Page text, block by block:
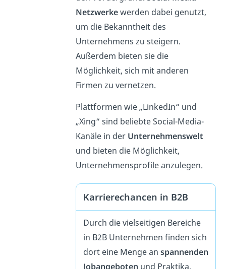
Netzwerkewerden dabei genutzt,
um die Bekanntheit des
Unternehmens zu steigern.
Außerdem bieten sie die
Möglichkeit, sich mit anderen
Firmen zu vernetzen.
Plattformen wie „LinkedIn“ und
„Xing“ sind beliebte Social-Media-
Kanäle in derUnternehmenswelt
und bieten die Möglichkeit,
Unternehmensprofile anzulegen.
Karrierechancen in B2B
Durch die vielseitigen Bereiche
in B2B Unternehmen finden sich
dort eine Menge an spannenden
Jobangeboten und Praktika.